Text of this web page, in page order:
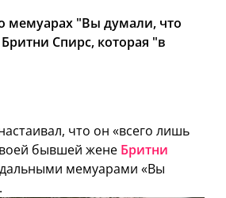
мемуарах "Вы думали, что
Спирс, которая "в
что он «всего лишь
бывшей жене Бритни
мемуарами «Вы